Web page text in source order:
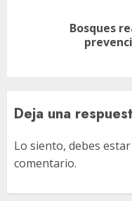
SiguienteBosques
Deja una
Lo siento, debes estar
comentario.